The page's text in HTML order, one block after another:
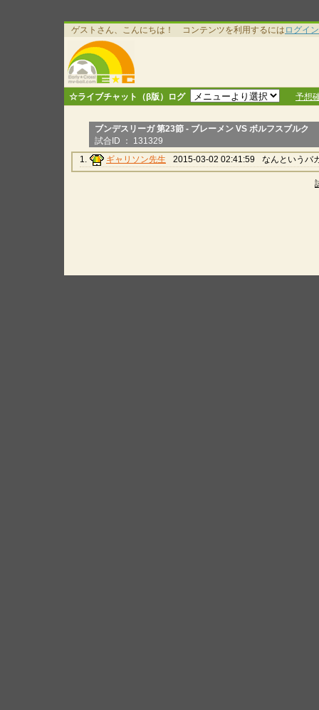
ゲストさん、こんにちは！ コンテンツを利用するには ログイン
☆ライブチャット（β版）ログ 予想
ブンデスリーガ 第23節 - ブレーメン VS ボルフスブルク
試合ID ： 131329
1.
ギャリソン先生 2015-03-02 02:41:59 なんというバ